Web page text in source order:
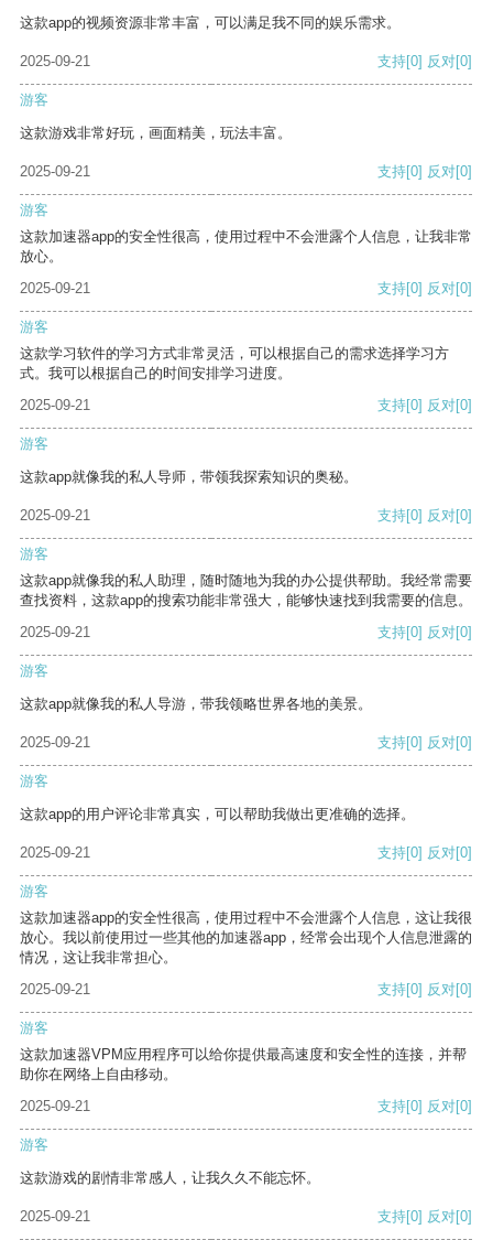
这款app的视频资源非常丰富，可以满足我不同的娱乐需求。
2025-09-21 支持[0] 反对[0]
游客
这款游戏非常好玩，画面精美，玩法丰富。
2025-09-21 支持[0] 反对[0]
游客
这款加速器app的安全性很高，使用过程中不会泄露个人信息，让我非常
放心。
2025-09-21
支持[0] 反对[0]
游客
这款学习软件的学习方式非常灵活，可以根据自己的需求选择学习方
式。我可以根据自己的时间安排学习进度。
2025-09-21
支持[0] 反对[0]
游客
这款app就像我的私人导师，带领我探索知识的奥秘。
2025-09-21 支持[0] 反对[0]
游客
这款app就像我的私人助理，随时随地为我的办公提供帮助。我经常需要
查找资料，这款app的搜索功能非常强大，能够快速找到我需要的信息。
2025-09-21
支持[0] 反对[0]
游客
这款app就像我的私人导游，带我领略世界各地的美景。
2025-09-21 支持[0] 反对[0]
游客
这款app的用户评论非常真实，可以帮助我做出更准确的选择。
2025-09-21 支持[0] 反对[0]
游客
这款加速器app的安全性很高，使用过程中不会泄露个人信息，这让我很
放心。我以前使用过一些其他的加速器app，经常会出现个人信息泄露的
情况，这让我非常担心。
2025-09-21
支持[0] 反对[0]
游客
这款加速器VPM应用程序可以给你提供最高速度和安全性的连接，并帮
助你在网络上自由移动。
2025-09-21
支持[0] 反对[0]
游客
这款游戏的剧情非常感人，让我久久不能忘怀。
2025-09-21 支持[0] 反对[0]